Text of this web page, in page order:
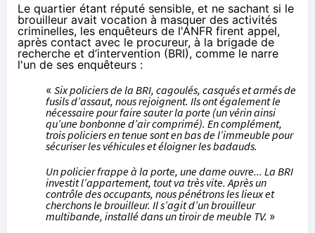
Le quartier étant réputé sensible, et ne sachant si le
brouilleur avait vocation à masquer des activités
criminelles, les enquêteurs de l'ANFR firent appel,
après contact avec le procureur, à la brigade de
recherche et d’intervention (BRI), comme le narre
l'un de ses enquêteurs :
« Six policiers de la BRI, cagoulés, casqués et armés de
fusils d’assaut, nous rejoignent. Ils ont également le
nécessaire pour faire sauter la porte (un vérin ainsi
qu’une bonbonne d’air comprimé). En complément,
trois policiers en tenue sont en bas de l’immeuble pour
sécuriser les véhicules et éloigner les badauds.
Un policier frappe à la porte, une dame ouvre... La BRI
investit l’appartement, tout va très vite. Après un
contrôle des occupants, nous pénétrons les lieux et
cherchons le brouilleur. Il s’agit d’un brouilleur
multibande, installé dans un tiroir de meuble TV. »